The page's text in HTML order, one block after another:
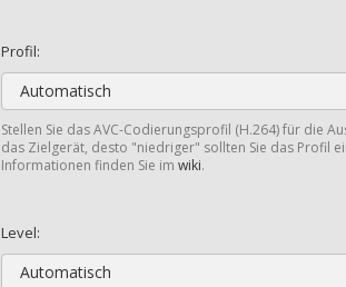
Profil:
Automatisch
Stellen Sie das AVC-Codierungsprofil (H.264) für die
das Zielgerät, desto "niedriger" sollten Sie das Profil
Informationen finden Sie im wiki.
Level:
Automatisch